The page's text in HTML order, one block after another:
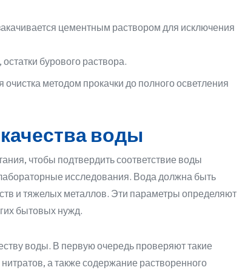
цементным раствором для исключения
бурового раствора.
методом прокачки до полного осветления
воды
чтобы подтвердить соответствие воды
исследования. Вода должна быть
и тяжелых металлов. Эти параметры определяют
бытовых нужд.
воды. В первую очередь проверяют такие
а также содержание растворенного